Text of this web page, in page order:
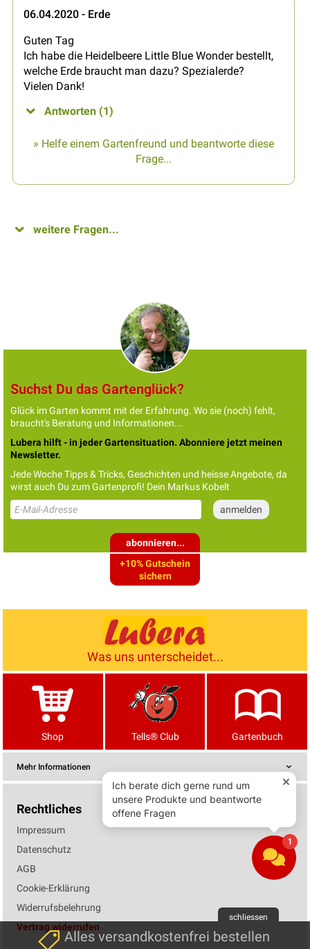
06.04.2020 - Erde
Guten Tag
Ich habe die Heidelbeere Little Blue Wonder bestellt,
welche Erde braucht man dazu? Spezialerde?
Vielen Dank!
Antworten (1)
» Helfe einem Gartenfreund und beantworte diese
Frage...
weitere Fragen...
Suchst Du das Gartenglück?
Glück im Garten kommt mit der Erfahrung. Wo sie (noch) fehlt,
braucht's Beratung und Informationen...
Lubera hilft - in jeder Gartensituation. Abonniere jetzt meinen
Newsletter.
Jede Woche Tipps & Tricks, Geschichten und heisse Angebote, da
wirst auch Du zum Gartenprofi! Dein Markus Kobelt
abonnieren...
+10% Gutschein
sichern
Was uns unterscheidet...
Shop Tells® Club Gartenbuch
Mehr Informationen
Rechtliches
Impressum
Datenschutz
AGB
Cookie-Erklärung
Widerrufsbelehrung
Vertrag widerrufen
schliessen
Alles versandkostenfrei bestellen